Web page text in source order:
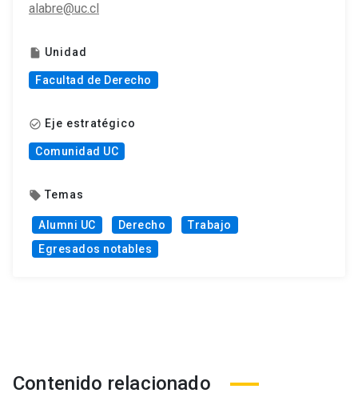
alabre@uc.cl
insert_drive_file Unidad
Facultad de Derecho
check_circle_outline Eje estratégico
Comunidad UC
local_offer Temas
Alumni UC Derecho
Trabajo
Egresados notables
Contenido relacionado